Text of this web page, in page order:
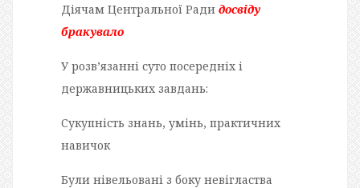
Діячам Центральної Ради досвіду
бракувало
У розв’язанні суто посередніх і
державницьких завдань:
Сукупність знань, умінь, практичних
навичок
Були нівельовані з боку невігластва